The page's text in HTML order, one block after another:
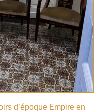
d’époque Empire en